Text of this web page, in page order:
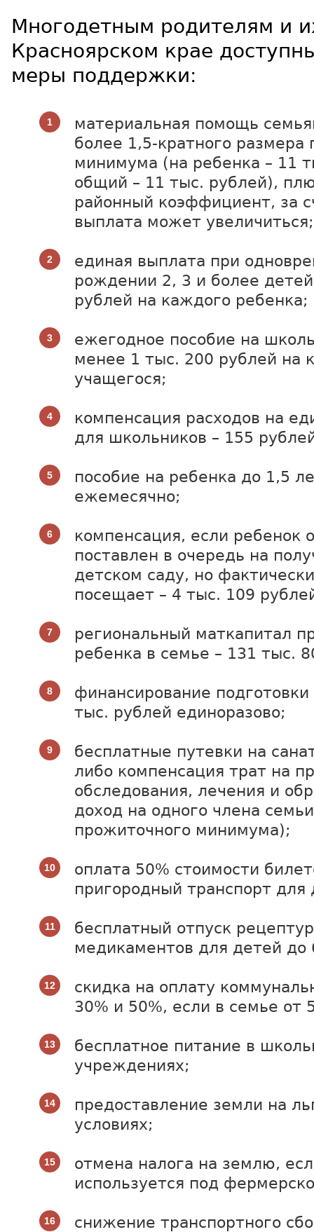
Многодетным родителям и
Красноярском крае
меры поддержки:
материальная помощь
более 1,5-кратного размера
минимума (на ребенка – 11
общий – 11 тыс. рублей),
районный коэффициент, за
выплата может увеличиться;
единая выплата при
рождении 2, 3 и более
рублей на каждого ребенка;
ежегодное пособие на
менее 1 тыс. 200 рублей на
учащегося;
компенсация расходов на
для школьников – 155
пособие на ребенка до 1,5
ежемесячно;
компенсация, если ребенок
поставлен в очередь на
детском саду, но
посещает – 4 тыс. 109
региональный маткапитал
ребенка в семье – 131 тыс.
финансирование
тыс. рублей единоразово;
бесплатные путевки на
либо компенсация трат на
обследования, лечения и
доход на одного члена
прожиточного минимума);
оплата 50% стоимости
пригородный транспорт для
бесплатный отпуск
медикаментов для детей до
скидка на оплату
30% и 50%, если в семье от
бесплатное питание в
учреждениях;
предоставление земли на
условиях;
отмена налога на землю,
используется под
снижение транспортного